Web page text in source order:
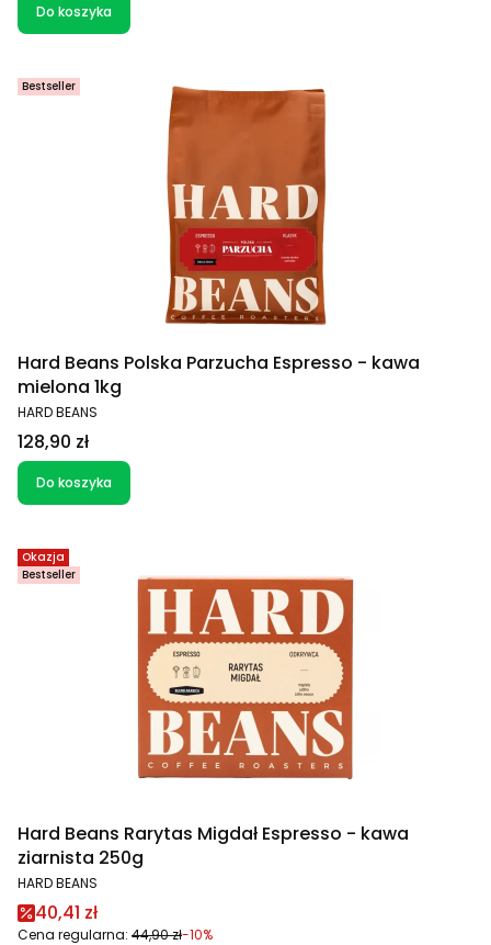
Do koszyka
Bestseller
Hard Beans Polska Parzucha Espresso - kawa
mielona 1kg
PRODUCENT
HARD BEANS
Cena
128,90 zł
Do koszyka
Okazja
Bestseller
Hard Beans Rarytas Migdał Espresso - kawa
ziarnista 250g
PRODUCENT
HARD BEANS
Cena promocyjna
40,41 zł
Cena regularna: 44,90 zł-10%